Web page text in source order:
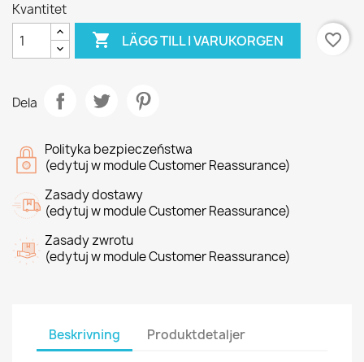
Kvantitet
 LÄGG TILL I VARUKORGEN favorite_border
Dela
Polityka bezpieczeństwa
(edytuj w module Customer Reassurance)
Zasady dostawy
(edytuj w module Customer Reassurance)
Zasady zwrotu
(edytuj w module Customer Reassurance)
Beskrivning Produktdetaljer